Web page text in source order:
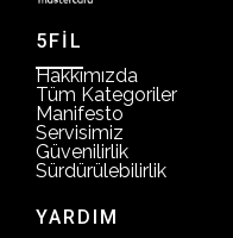
5FİL
Hakkımızda
Tüm Kategoriler
Manifesto
Servisimiz
Güvenilirlik
Sürdürülebilirlik
YARDIM